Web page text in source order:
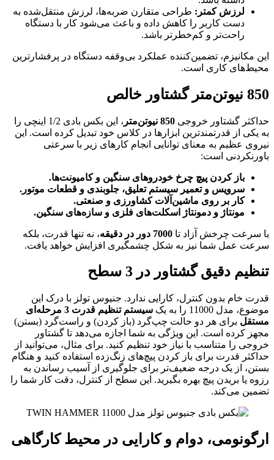
لرزش کمتر : طراحی متقارن ضربه‌ها، لرزش منتقل‌شده به
دست کاربر را کاهش داده و باعث می‌شود کار با دستگاه
راحت‌تر و کم‌خطرتر باشد.
این مکانیزم، تضمین‌کننده عملکرد بی‌وقفه دستگاه در پرفشارترین
محیط‌های کاری است.
850 نیوتن‌متر گشتاور خالص
حداکثر گشتاور خروجی 850 نیوتن‌متر
، این بکس بادی 1/2 اینچی را
به یکی از قدرتمندترین ابزارها در کلاس خود تبدیل کرده است. این
نیروی عظیم به معنای توانایی انجام کارهای زیر با سرعتی
باورنکردنی است:
باز کردن پیچ چرخ خودروهای سنگین و کامیونت‌ها.
سرویس و تعمیر سیستم تعلیق، جلوبندی و قطعات موتور .
کار بر روی ماشین‌آلات کشاورزی و صنعتی.
مونتاژ و دمونتاژ اسکلت‌های فلزی و سازه‌های سنگین.
با سرعت چرخش آزاد تا 7000 دور در دقیقه، نه تنها قدرت، بلکه
سرعت عمل شما نیز به شکل چشمگیری افزایش خواهد یافت.
تنظیم دقیق گشتاور در 3 سطح
قدرت خام بدون کنترل، کارایی ندارد. جنیوس تولز با درک این
موضوع، مدل 11000 را به یک
سیستم تنظیم قدرت 3 مرحله‌ای
مستقل برای هر دو حالت چپ‌گرد (باز کردن) و راست‌گرد (بستن)
مجهز کرده است. این ویژگی به شما اجازه می‌دهد تا گشتاور
خروجی را متناسب با نیاز خود تنظیم کنید. برای مثال، می‌توانید از
حداکثر قدرت برای باز کردن پیچ‌های زنگ‌زده استفاده کنید و هنگام
بستن، از یک درجه ضعیف‌تر برای جلوگیری از آسیب رساندن به
رزوه یا بریدن پیچ بهره بگیرید. این سطح از کنترل، دقت کار شما را
تضمین می‌کند.
ارگونومی، دوام و کارایی در محیط کارگاهی